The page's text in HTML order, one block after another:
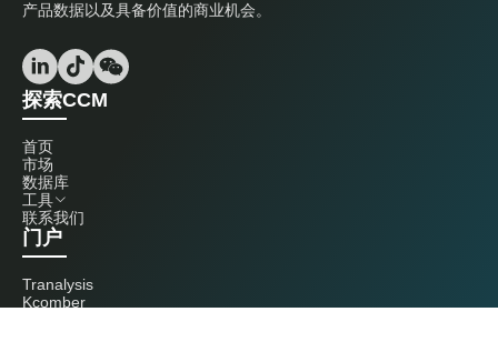
产品数据以及具备价值的商业机会。
探索CCM
首页
市场
数据库
工具
联系我们
门户
Tranalysis
Kcomber